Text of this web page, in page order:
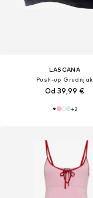
LASCANA
Push-up Grudnjak
Od 39,99 €
+2